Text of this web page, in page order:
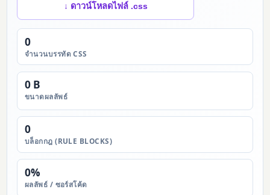
↓ ดาวน์โหลดไฟล์ .css
0
จำนวนบรรทัด CSS
0 B
ขนาดผลลัพธ์
0
บล็อกกฎ (RULE BLOCKS)
0%
ผลลัพธ์ / ซอร์สโค้ด